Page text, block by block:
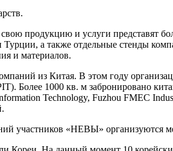
продукцию и услуги представят
а также отдельные стенды
и материалов.
из Китая. В этом году
Более 1000 кв. м забронировано
Technology, Fuzhou FMEC
участников «НЕВЫ» организуются